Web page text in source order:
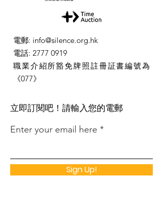
電郵: info@silence.org.hk
電話: 2777 0919
職業介紹所豁免牌照註冊証書編號為
《077》
​立即訂閱吧！請輸入您的電郵
Enter your email here
Sign Up!